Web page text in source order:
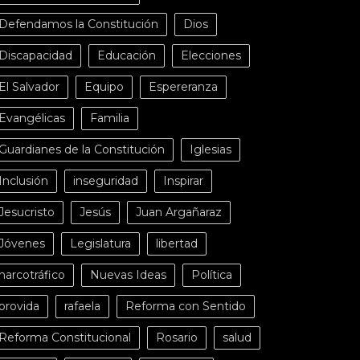
la Constitución Dios
Educación Elecciones
Salvador Equipo Espereranza
Familia
de la Constitución Iglesias
inseguridad Inspirar
Jesús Juan Argañaraz
Legislatura libertad
Nuevas Ideas Política
rafaela Reforma con Sentido
Constitucional Rosario salud